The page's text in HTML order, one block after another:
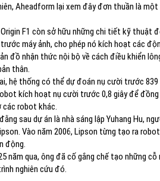
Aheadform lại xem đây đơn thuần là
Origin F1 còn sở hữu những chi tiết kỹ
máy ảnh, cho phép nó kích hoạt các
đồ nhận thức nội bộ về cách điều khiển
thân.
hệ thống có thể dự đoán nụ cười trước
kích hoạt nụ cười trước 0,8 giây để
các robot khác.
sau dự án là nhà sáng lập Yuhang Hu,
Vào năm 2006, Lipson từng tạo ra
động.
năm qua, ông đã cố gắng chế tạo những
nghiên cứu đó.